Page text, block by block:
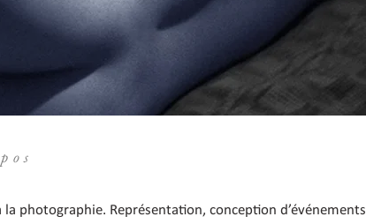
photographie. Représentation, conception d’événements